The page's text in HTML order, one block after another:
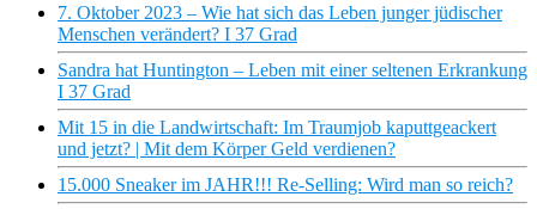
7. Oktober 2023 – Wie hat sich das Leben junger jüdischer
Menschen verändert? I 37 Grad
Sandra hat Huntington – Leben mit einer seltenen Erkrankung
I 37 Grad
Mit 15 in die Landwirtschaft: Im Traumjob kaputtgeackert
und jetzt? | Mit dem Körper Geld verdienen?
15.000 Sneaker im JAHR!!! Re-Selling: Wird man so reich?